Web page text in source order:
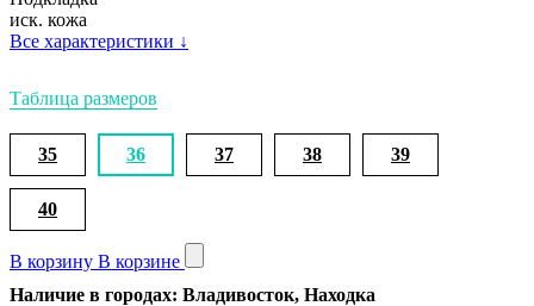
иск. кожа
Все характеристики ↓
Таблица размеров
35 36 37 38 39
40
В корзину В корзине
Наличие в городах: Владивосток, Находка